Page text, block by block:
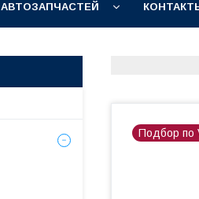
АВТОЗАПЧАСТЕЙ
Подбор по